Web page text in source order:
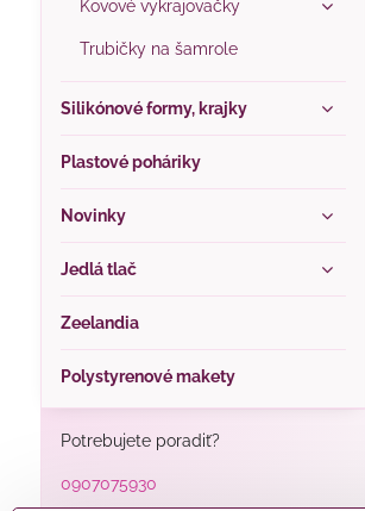
Kovové vykrajovačky
Trubičky na šamrole
Silikónové formy, krajky
Plastové poháriky
Novinky
Jedlá tlač
Zeelandia
Polystyrenové makety
Potrebujete poradiť?
0907075930